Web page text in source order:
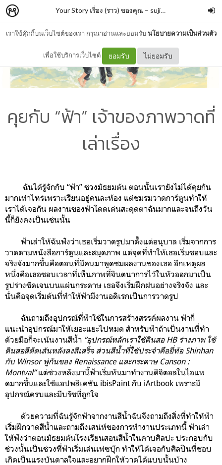
เราใช้คุ๊กกี้บนเว็บไซต์ของเรา กรุณาอ่านและยอมรับนโยบายความเป็นส่วนตัว
เพื่อใช้บริการเว็บไซต์ ยอมรับ ไม่ยอมรับ
Your Story เรื่อง (ราว) ของคุณ – sujira_lr
คุยกับ “ฟ้า” เจ้าของภาพวาดที่
เล่าเรื่อง
ฉันได้รู้จักกับ “ฟ้า” ช่วงมัธยมต้น ตอนนั้นเรายังไม่ได้คุยกัน
มากเท่าไหร่เพราะเรียนอยู่คนละห้อง แต่ชมรมวาดการ์ตูนทำให้
เราได้เจอกัน ผลงานของฟ้าโดดเด่นสะดุดตาฉันมากและจนถึงวัน
นี้ก็ยังคงเป็นเช่นนั้น
ฟ้าเล่าให้ฉันฟังว่าเธอเริ่มวาดรูปมาตั้งแต่อนุบาล เริ่มจากการ
วาดตามหนังสือการ์ตูนและสมุดภาพ แต่จุดที่ทำให้เธอเริ่มชอบและ
จริงจังมากขึ้นคือตอนที่มีคนมาพูดชมผลงานของเธอ อีกเหตุผล
หนึ่งคือเธอชอบเวลาที่เห็นภาพที่จินตนาการไว้ในหัวออกมาเป็น
รูปร่างชัดเจนบนแผ่นกระดาษ เธอจึงเริ่มฝึกฝนอย่างจริงจัง และ
นั่นคือจุดเริ่มต้นที่ทำให้ฟ้ามีงานอดิเรกเป็นการวาดรูป
ฉันถามถึงอุปกรณ์ที่ฟ้าใช้ในการสร้างสรรค์ผลงาน ฟ้าก็
แนะนำอุปกรณ์มาให้เยอะแยะไปหมด สำหรับฟ้าถ้าเป็นงานที่ทำ
ด้วยมือก็จะเน้นงานสีน้ำ “อุปกรณ์หลักเราใช้ดินสอ HB ร่างภาพ ใช้
ดินสอสีตัดเส้นหลังลงสีเสร็จ ส่วนสีน้ำที่ใช้ประจำคือยี่ห้อ Shinhan
กับ Winsor พู่กันของ Renaissance และกระดาษ Canson :
Montval”แต่ช่วงหลังมานี้ฟ้าเริ่มหันมาทำงานดิจิตอลในไอแพ
ดมากขึ้นและใช้แอปพลิเคชัน ibisPaint กับ iArtbook เพราะมี
อุปกรณ์ครบและมีบรัชที่ถูกใจ
ด้วยความที่ฉันรู้จักฟ้าจากงานสีน้ำฉันจึงถามถึงสิ่งที่ทำให้ฟ้า
เริ่มฝึกวาดสีน้ำและถามถึงเสน่ห์ของการทำงานประเภทนี้ ฟ้าเล่า
ให้ฟังว่าตอนมัธยมต้นโรงเรียนสอนสีน้ำในคาบศิลปะ ประกอบกับ
ช่วงนั้นเป็นช่วงที่ฟ้าเริ่มเล่นเฟซบุ๊ก ทำให้ได้เจอกับศิลปินที่ชอบ
เกิดเป็นแรงบันดาลใจและอยากฝึกให้วาดได้แบบนั้นบ้าง